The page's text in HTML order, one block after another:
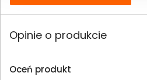
Opinie o produkcie
Oceń produkt